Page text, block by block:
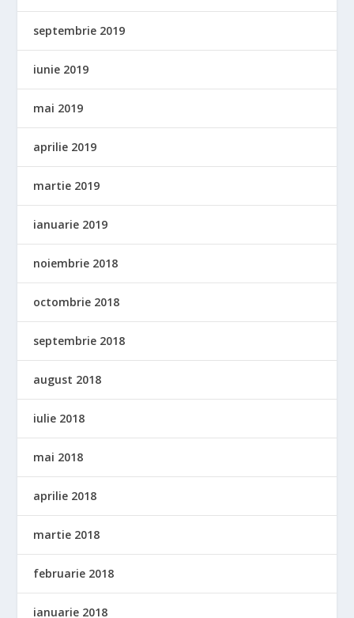
septembrie 2019
iunie 2019
mai 2019
aprilie 2019
martie 2019
ianuarie 2019
noiembrie 2018
octombrie 2018
septembrie 2018
august 2018
iulie 2018
mai 2018
aprilie 2018
martie 2018
februarie 2018
ianuarie 2018